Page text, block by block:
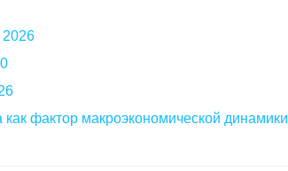
2026
фактор макроэкономической динамики